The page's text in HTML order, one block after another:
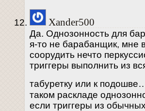
Xander500
Да. Однозонность для
я-то не барабанщик, мне
соорудить нечто
триггеры выполнить из
табуретку или к
таком раскладе
если триггеры из